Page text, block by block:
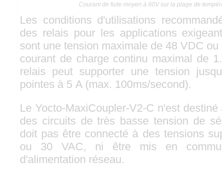
Courant de fuite moyen à 60V sur la plage de
Les conditions d'utilisations
des relais pour les applications
sont une tension maximale de 48 VDC
courant de charge continu maximal de
relais peut supporter une tension
pointes à 5 A (max. 100ms/second).
Le Yocto-MaxiCoupler-V2-C n'est
des circuits de très basse tension de
doit pas être connecté à des tensions
ou 30 VAC, ni être mis en
d'alimentation réseau.